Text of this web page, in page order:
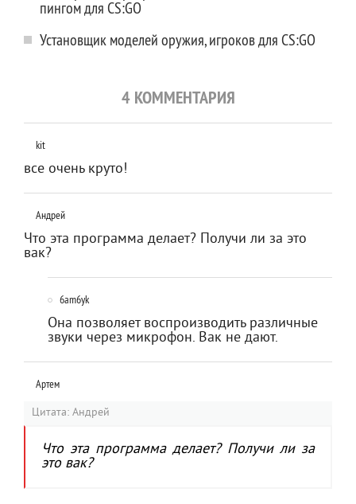
пингом для CS:GO
Установщик моделей оружия, игроков для CS:GO
4 КОММЕНТАРИЯ
kit
все очень круто!
Андрей
Что эта программа делает? Получи ли за это
вак?
6am6yk
Она позволяет воспроизводить различные
звуки через микрофон. Вак не дают.
Артем
Цитата: Андрей
Что эта программа делает? Получи ли за
это вак?